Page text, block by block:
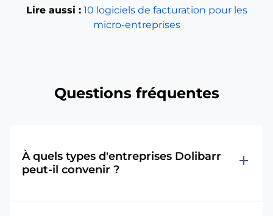
Lire aussi : 10 logiciels de facturation pour les
micro-entreprises
Questions fréquentes
À quels types d'entreprises Dolibarr
peut-il convenir ?
add